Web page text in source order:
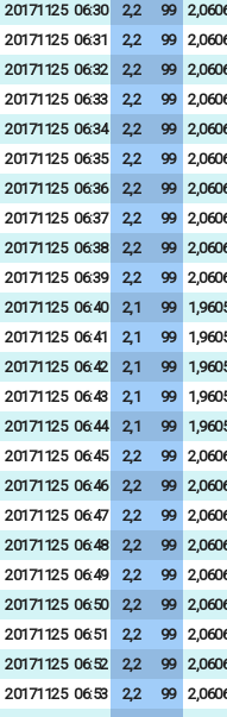
20171125 06:30 2,2 99
20171125 06:31 2,2 99
20171125 06:32 2,2 99
20171125 06:33 2,2 99
20171125 06:34 2,2 99
20171125 06:35 2,2 99
20171125 06:36 2,2 99
20171125 06:37 2,2 99
20171125 06:38 2,2 99
20171125 06:39 2,2 99
20171125 06:40 2,1 99
20171125 06:41 2,1 99
20171125 06:42 2,1 99
20171125 06:43 2,1 99
20171125 06:44 2,1 99
20171125 06:45 2,2 99
20171125 06:46 2,2 99
20171125 06:47 2,2 99
20171125 06:48 2,2 99
20171125 06:49 2,2 99
20171125 06:50 2,2 99
20171125 06:51 2,2 99
20171125 06:52 2,2 99
20171125 06:53 2,2 99